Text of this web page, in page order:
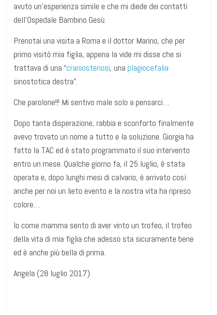
avuto un’esperienza simile e che mi diede dei contatti
dell’Ospedale Bambino Gesù.
Prenotai una visita a Roma e il dottor Marino, che per
primo visitò mia figlia, appena la vide mi disse che si
trattava di una “craniostenosi, unaplagiocefalia
sinostotica destra”.
Che parolone!!! Mi sentivo male solo a pensarci…
Dopo tanta disperazione, rabbia e sconforto finalmente
avevo trovato un nome a tutto e la soluzione. Giorgia ha
fatto la TAC ed è stato programmato il suo intervento
entro un mese. Qualche giorno fa, il 25 luglio, ê stata
operata e, dopo lunghi mesi di calvario, è arrivato così
anche per noi un lieto evento e la nostra vita ha ripreso
colore…
Io come mamma sento di aver vinto un trofeo, il trofeo
della vita di mia figlia che adesso sta sicuramente bene
ed è anche più bella di prima.
Angela (28 luglio 2017)